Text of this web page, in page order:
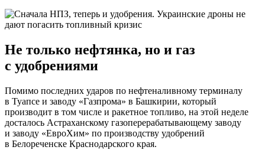
Не только нефтянка, но и газ
с удобрениями
Помимо последних ударов по нефтеналивному терминалу
в Туапсе и заводу «Газпрома» в Башкирии, который
производит в том числе и ракетное топливо, на этой неделе
досталось Астраханскому газоперерабатывающему заводу
и заводу «ЕвроХим» по производству удобрений
в Белореченске Краснодарского края.